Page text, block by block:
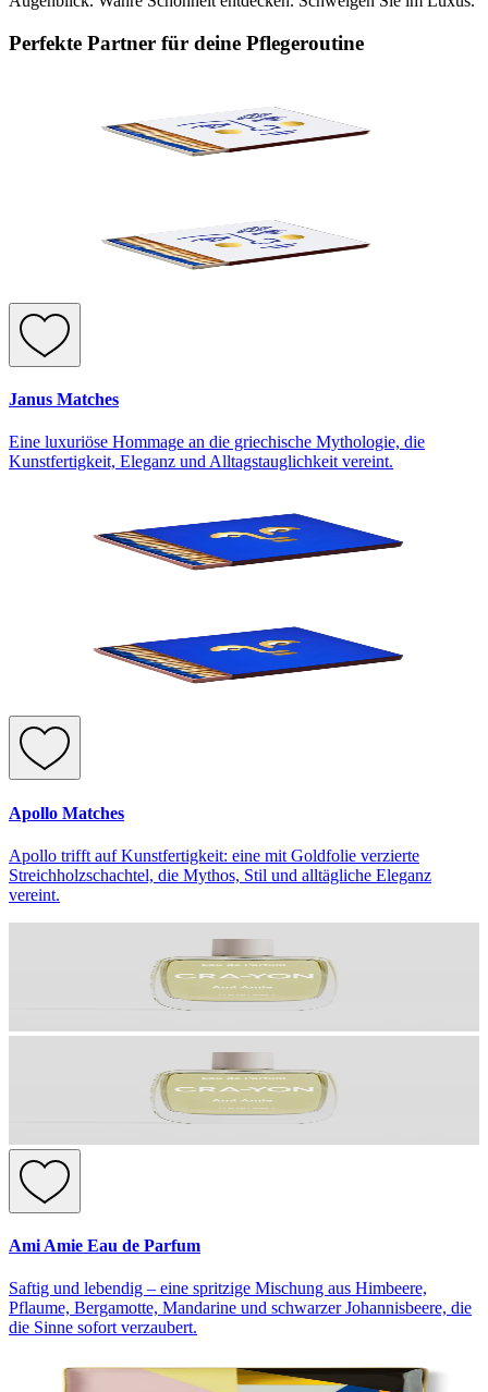
Perfekte Partner für deine Pflegeroutine
Janus Matches
Eine luxuriöse Hommage an die griechische Mythologie, die
Kunstfertigkeit, Eleganz und Alltagstauglichkeit vereint.
Apollo Matches
Apollo trifft auf Kunstfertigkeit: eine mit Goldfolie verzierte
Streichholzschachtel, die Mythos, Stil und alltägliche Eleganz
vereint.
Ami Amie Eau de Parfum
Saftig und lebendig – eine spritzige Mischung aus Himbeere,
Pflaume, Bergamotte, Mandarine und schwarzer Johannisbeere, die
die Sinne sofort verzaubert.